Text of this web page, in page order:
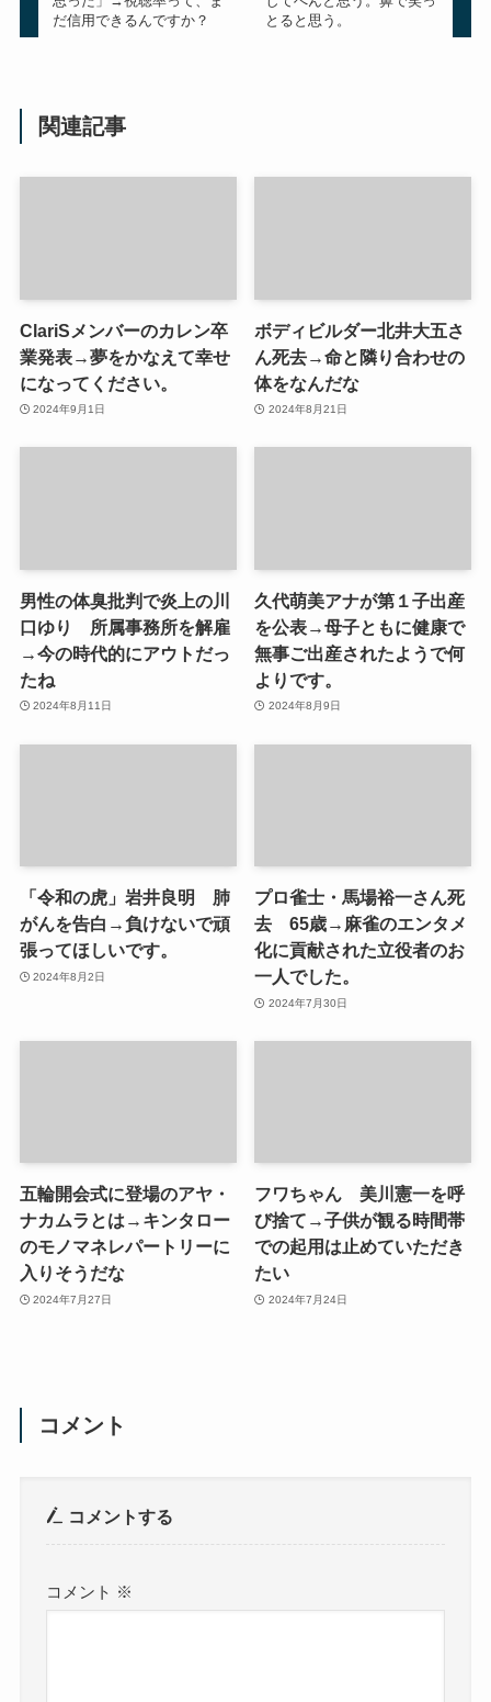
だ信用できるんですか？
とると思う。
関連記事
ClariSメンバーのカレン卒
業発表→夢をかなえて幸せ
になってください。
2024年9月1日
ボディビルダー北井大五さ
ん死去→命と隣り合わせの
体をなんだな
2024年8月21日
男性の体臭批判で炎上の川
口ゆり 所属事務所を解雇
→今の時代的にアウトだっ
たね
2024年8月11日
久代萌美アナが第１子出産
を公表→母子ともに健康で
無事ご出産されたようで何
よりです。
2024年8月9日
「令和の虎」岩井良明 肺
がんを告白→負けないで頑
張ってほしいです。
2024年8月2日
プロ雀士・馬場裕一さん死
去 65歳→麻雀のエンタメ
化に貢献された立役者のお
一人でした。
2024年7月30日
五輪開会式に登場のアヤ・
ナカムラとは→キンタロー
のモノマネレパートリーに
入りそうだな
2024年7月27日
フワちゃん 美川憲一を呼
び捨て→子供が観る時間帯
での起用は止めていただき
たい
2024年7月24日
コメント
コメントする
コメント ※